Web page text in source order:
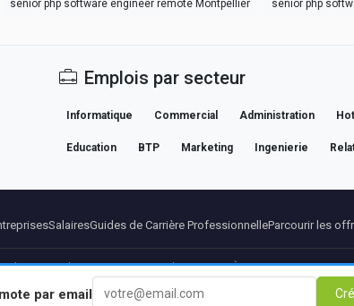
senior php software engineer remote Montpellier senior php
Emplois par secteur
Informatique Commercial Administration
Education BTP Marketing Ingenierie
par email
SalairesGuides de Carrière ProfessionnelleParcourir les
Conditions PremiumAnnuler PremiumÀ ProposContact
PLATFORM SL - ID ESB84471838